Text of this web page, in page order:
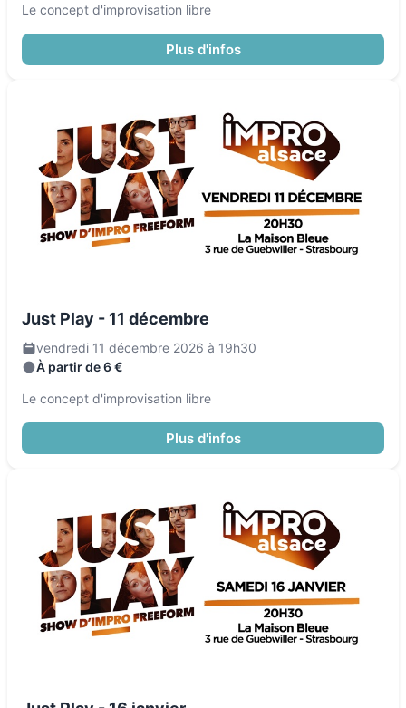
Le concept d'improvisation libre
Plus d'infos
Just Play - 11 décembre
vendredi 11 décembre 2026 à 19h30
À partir de 6 €
Le concept d'improvisation libre
Plus d'infos